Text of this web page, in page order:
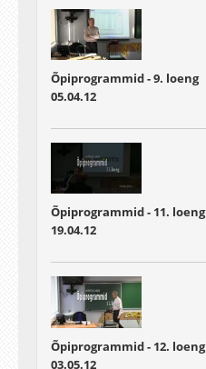
Õpiprogrammid - 9. loeng
05.04.12
Õpiprogrammid - 11. loeng
19.04.12
Õpiprogrammid - 12. loeng
03.05.12